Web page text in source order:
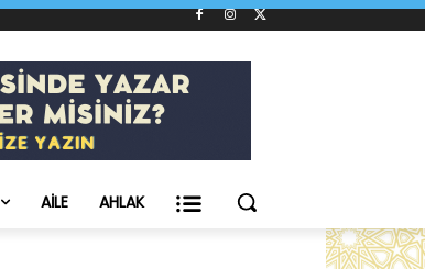
AILE AHLAK